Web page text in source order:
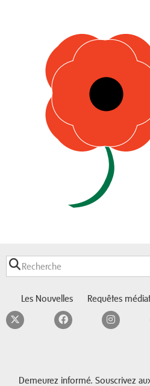
Les Nouvelles Requêtes
TwitterFacebook
Demeurez informé. Souscrivez